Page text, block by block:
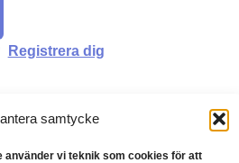
samtycke
använder vi teknik som cookies för att
Registrera dig